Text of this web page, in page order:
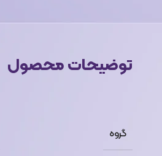
توضیحات محصول
گروه